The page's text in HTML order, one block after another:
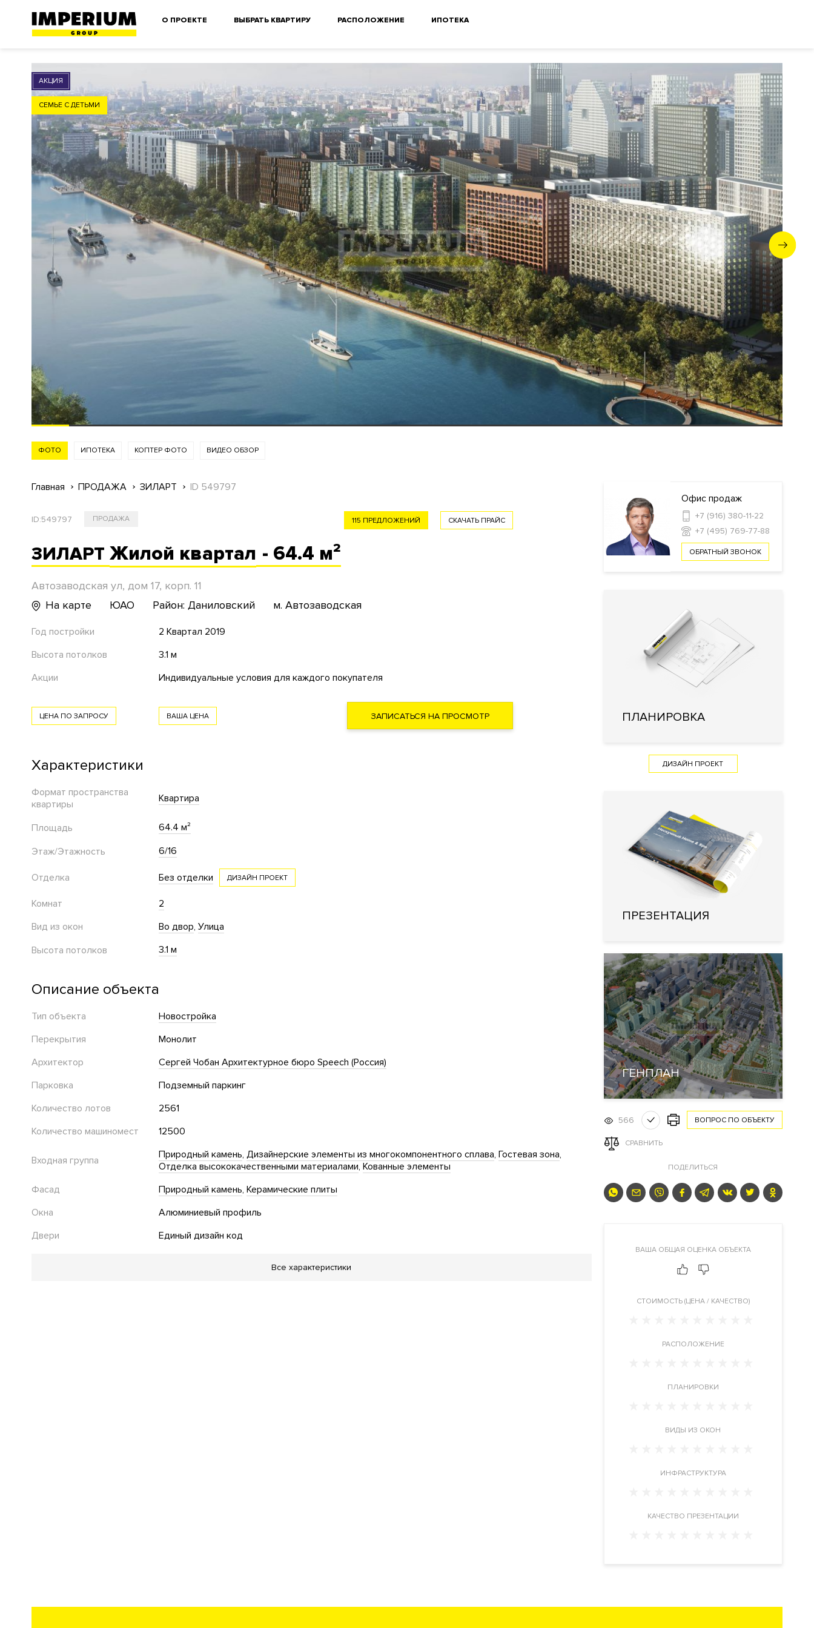
О ПРОЕКТЕ ВЫБРАТЬ КВАРТИРУ РАСПОЛОЖЕНИЕ ИПОТЕКА
АКЦИЯ
СЕМЬЕ С ДЕТЬМИ
ФОТО ИПОТЕКА КОПТЕР ФОТО ВИДЕО ОБЗОР
Главная ПРОДАЖА ЗИЛАРТ ID 549797
ID:549797 ПРОДАЖА СКАЧАТЬ ПРАЙС
115 ПРЕДЛОЖЕНИЙ
ЗИЛАРТ Жилой квартал - 64.4 м²
Автозаводская ул, дом 17, корп. 11
На карте
ЮАО Район: Даниловский м. Автозаводская
Год постройки
2 Квартал 2019
Высота потолков
3.1 м
Акции
Индивидуальные условия для каждого покупателя
ЦЕНА ПО ЗАПРОСУ ВАША ЦЕНА ЗАПИСАТЬСЯ НА ПРОСМОТР
Характеристики
Формат пространства
квартиры
Квартира
Площадь
64.4 м²
Этаж/Этажность
6/16
Отделка Без отделки ДИЗАЙН ПРОЕКТ
Комнат
2
Вид из окон
Во двор Улица
Высота потолков
3.1 м
Описание объекта
Тип объекта
Новостройка
Перекрытия
Монолит
Архитектор
Сергей Чобан Архитектурное бюро Speech (Россия)
Парковка
Подземный паркинг
Количество лотов
2561
Количество машиномест
12500
Входная группа Природный камень Дизайнерские элементы из многокомпонентного сплава Гостевая зона
Отделка высококачественными материалами Кованные элементы
Фасад
Природный камень Керамические плиты
Окна
Алюминиевый профиль
Двери
Единый дизайн код
Инженерия Фильтр очистки воды Система охранно-пожарной сигнализации
Все характеристики
Офис продаж
+7 (916) 380-11-22
+7 (495) 769-77-88
ОБРАТНЫЙ ЗВОНОК
ПЛАНИРОВКА
ДИЗАЙН ПРОЕКТ
ПРЕЗЕНТАЦИЯ
ГЕНПЛАН
566 ВОПРОС ПО ОБЪЕКТУ
СРАВНИТЬ
ПОДЕЛИТЬСЯ
ВАША ОБЩАЯ ОЦЕНКА ОБЪЕКТА
CТОИМОСТЬ (ЦЕНА / КАЧЕСТВО)
РАСПОЛОЖЕНИЕ
ПЛАНИРОВКИ
ВИДЫ ИЗ ОКОН
ИНФРАСТРУКТУРА
КАЧЕСТВО ПРЕЗЕНТАЦИИ